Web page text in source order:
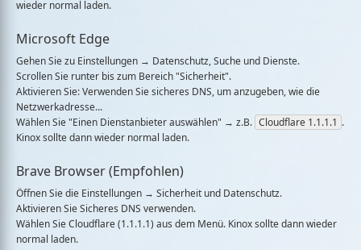
wieder normal laden.
Microsoft Edge
Gehen Sie zu Einstellungen → Datenschutz, Suche und Dienste.
Scrollen Sie runter bis zum Bereich "Sicherheit".
Aktivieren Sie:Verwenden Sie sicheres DNS, um anzugeben, wie die
Netzwerkadresse...
Wählen Sie "Einen Dienstanbieter auswählen" → z.B. Cloudflare 1.1.1.1 .
Kinox sollte dann wieder normal laden.
Brave Browser (Empfohlen)
Öffnen Sie die Einstellungen → Sicherheit und Datenschutz.
Aktivieren SieSicheres DNS verwenden.
Wählen SieCloudflare (1.1.1.1) aus dem Menü. Kinox sollte dann wieder
normal laden.